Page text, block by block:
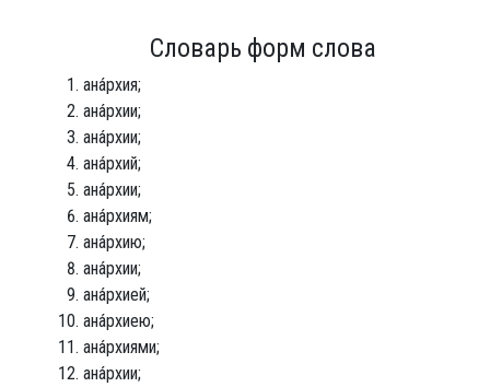
Словарь форм слова
ана́рхия;
ана́рхии;
ана́рхии;
ана́рхий;
ана́рхии;
ана́рхиям;
ана́рхию;
ана́рхии;
ана́рхией;
ана́рхиею;
ана́рхиями;
ана́рхии;